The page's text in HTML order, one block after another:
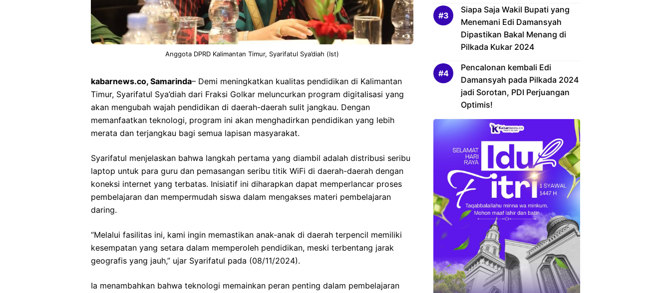
Anggota DPRD Kalimantan Timur, Syarifatul Sya’diah (Ist)
kabarnews.co, Samarinda– Demi meningkatkan kualitas pendidikan di Kalimantan
Timur, Syarifatul Sya’diah dari Fraksi Golkar meluncurkan program digitalisasi yang
akan mengubah wajah pendidikan di daerah-daerah sulit jangkau. Dengan
memanfaatkan teknologi, program ini akan menghadirkan pendidikan yang lebih
merata dan terjangkau bagi semua lapisan masyarakat.
Syarifatul menjelaskan bahwa langkah pertama yang diambil adalah distribusi seribu
laptop untuk para guru dan pemasangan seribu titik WiFi di daerah-daerah dengan
koneksi internet yang terbatas. Inisiatif ini diharapkan dapat memperlancar proses
pembelajaran dan mempermudah siswa dalam mengakses materi pembelajaran
daring.
“Melalui fasilitas ini, kami ingin memastikan anak-anak di daerah terpencil memiliki
kesempatan yang setara dalam memperoleh pendidikan, meski terbentang jarak
geografis yang jauh,” ujar Syarifatul pada (08/11/2024).
Ia menambahkan bahwa teknologi memainkan peran penting dalam pembelajaran
Siapa Saja Wakil Bupati yang
Menemani Edi Damansyah
Dipastikan Bakal Menang di
Pilkada Kukar 2024
Pencalonan kembali Edi
Damansyah pada Pilkada 2024
jadi Sorotan, PDI Perjuangan
Optimis!